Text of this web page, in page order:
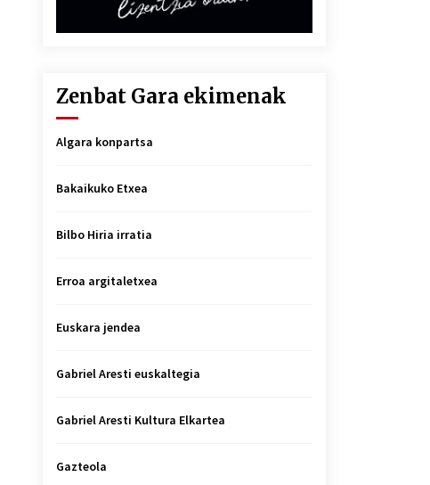
Zenbat Gara ekimenak
Algara konpartsa
Bakaikuko Etxea
Bilbo Hiria irratia
Erroa argitaletxea
Euskara jendea
Gabriel Aresti euskaltegia
Gabriel Aresti Kultura Elkartea
Gazteola